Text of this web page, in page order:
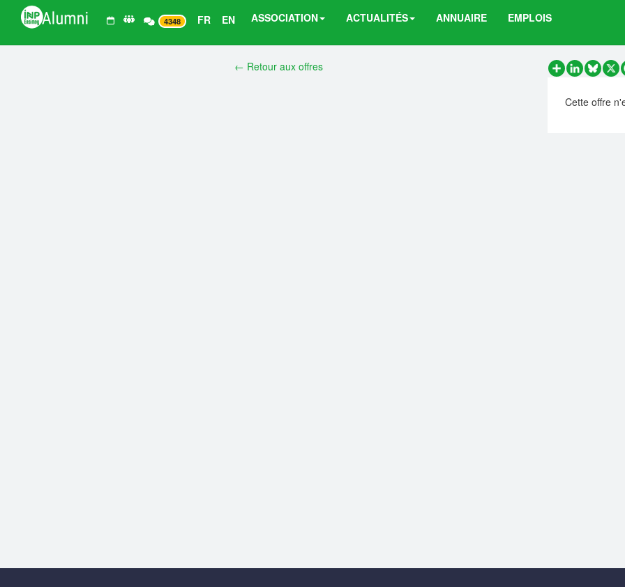
4348 FR EN ASSOCIATION ACTUALITÉS ANNUAIRE EMPLOIS
← Retour aux offres
PartagerLinkedInX
Cette offre